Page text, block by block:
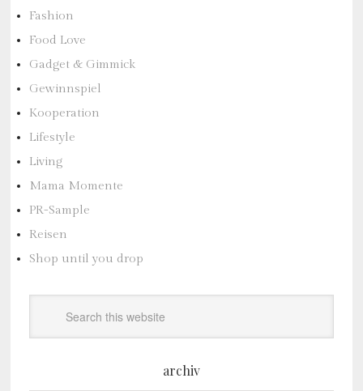
Fashion
Food Love
Gadget & Gimmick
Gewinnspiel
Kooperation
Lifestyle
Living
Mama Momente
PR-Sample
Reisen
Shop until you drop
archiv